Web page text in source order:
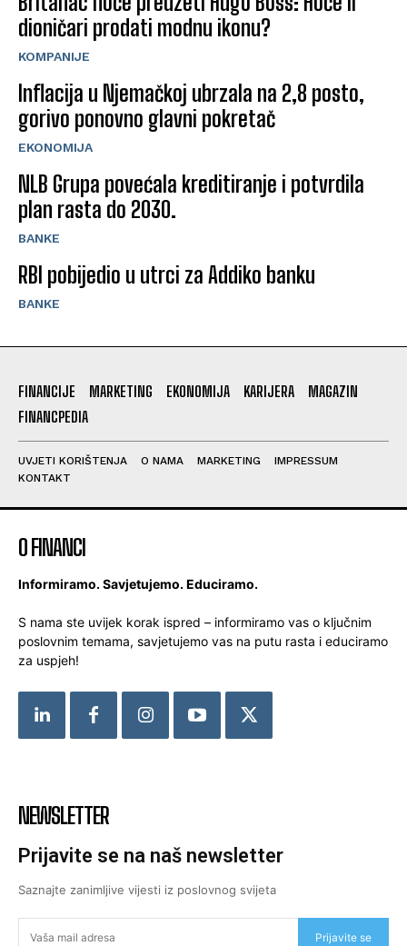
dioničari prodati modnu ikonu?
KOMPANIJE
Inflacija u Njemačkoj ubrzala na 2,8 posto,
gorivo ponovno glavni pokretač
EKONOMIJA
NLB Grupa povećala kreditiranje i potvrdila
plan rasta do 2030.
BANKE
RBI pobijedio u utrci za Addiko banku
BANKE
FINANCIJE MARKETING EKONOMIJA KARIJERA
MAGAZIN
FINANCPEDIA
UVJETI KORIŠTENJA O NAMA MARKETING
IMPRESSUM
KONTAKT
O FINANCI
Informiramo. Savjetujemo. Educiramo.
S nama ste uvijek korak ispred – informiramo vas o ključnim
poslovnim temama, savjetujemo vas na putu rasta i educiramo
za uspjeh!
NEWSLETTER
Prijavite se na naš newsletter
Saznajte zanimljive vijesti iz poslovnog svijeta
Prijavite se